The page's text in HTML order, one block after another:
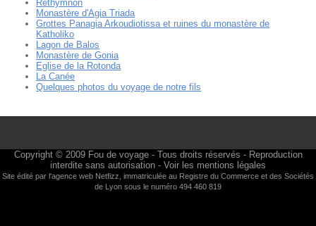
Rethymnon
Monastère d'Agia Triada
Grottes Panagia Arkoudiotissa et ruines du monastère de
Katholiko
Lagon de Balos
Monastère de Gonia
Eglise de la Rotonda
La Canée
Quelques photos du voyage de notre fils
Copyright © 2009 Fou de voyage- Tous droits réservés - Reproduction
interdite sans autorisation - Voir les mentions légales
Site édité par l'agence web Netfizz , immatriculée au Registre du Commerce et des Sociétés
de Lyon sous le numéro 494 460 819